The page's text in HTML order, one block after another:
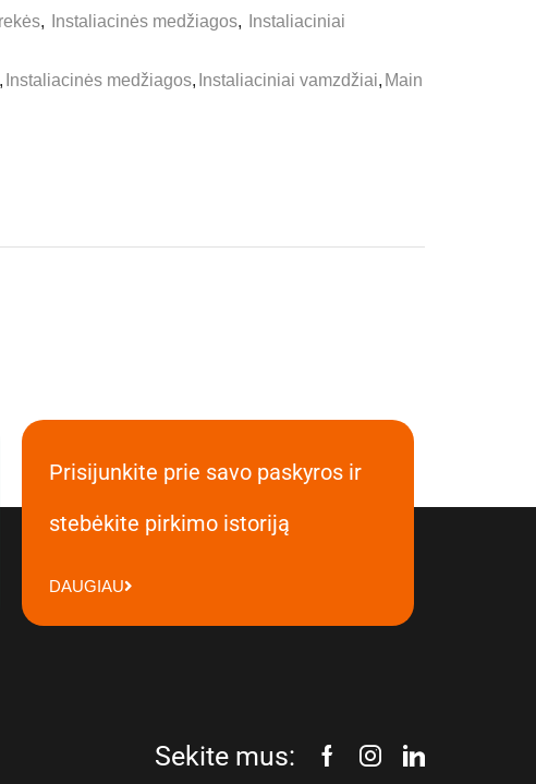
, Instaliacinės medžiagos,
Instaliaciniai
, Instaliacinės medžiagos, Instaliaciniai vamzdžiai, Main
Prisijunkite prie savo paskyros ir
stebėkite pirkimo istoriją
DAUGIAU
Sekite mus: